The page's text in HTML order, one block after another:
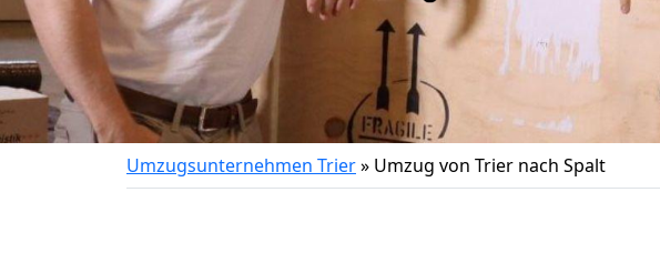
Umzugsunternehmen Trier» Umzug von Trier nach Spalt